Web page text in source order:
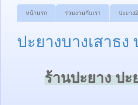
หน้าแรก ร่วมงานกับเรา ปะยาง
ปะยางบางเสาธ
ร้านปะยาง ป